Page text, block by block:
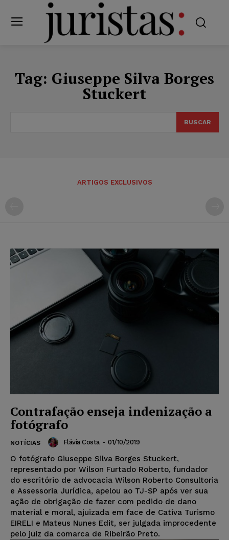
Tag: Giuseppe Silva Borges
Stuckert
BUSCAR
ARTIGOS EXCLUSIVOS
Contrafação enseja indenização a
fotógrafo
NOTÍCIAS Flávia Costa - 01/10/2019
O fotógrafo Giuseppe Silva Borges Stuckert,
representado por Wilson Furtado Roberto, fundador
do escritório de advocacia Wilson Roberto Consultoria
e Assessoria Jurídica, apelou ao TJ-SP após ver sua
ação de obrigação de fazer com pedido de dano
material e moral, ajuizada em face de Cativa Turismo
EIRELI e Mateus Nunes Edit, ser julgada improcedente
pelo juiz da comarca de Ribeirão Preto.